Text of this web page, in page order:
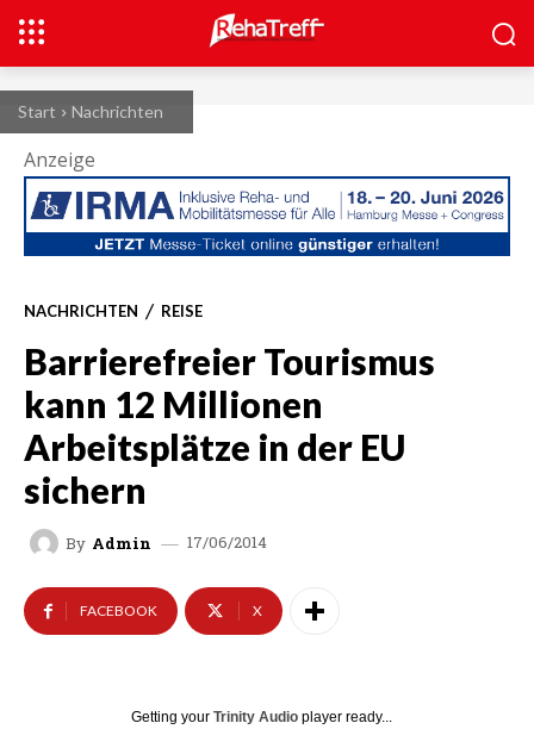
Start Nachrichten
Anzeige
NACHRICHTEN REISE
Barrierefreier Tourismus
kann 12 Millionen
Arbeitsplätze in der EU
sichern
By Admin 17/06/2014
FACEBOOK X
Getting your Trinity Audio player ready...